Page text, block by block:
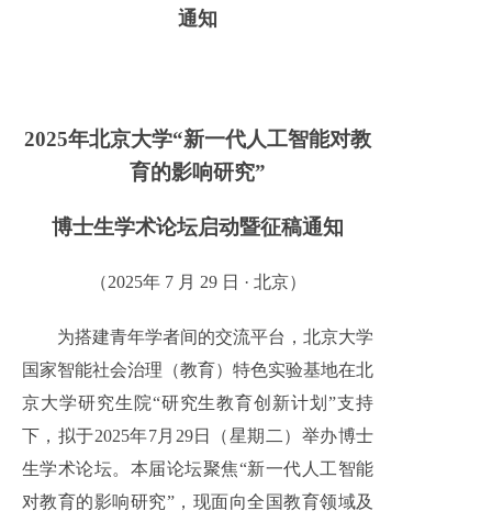
通知
2025年北京大学“新一代人工智能对教
育的影响研究”
博士生学术论坛启动暨征稿通知
（2025年 7 月 29 日 · 北京）
为搭建青年学者间的交流平台，北京大学
国家智能社会治理（教育）特色实验基地在北
京大学研究生院“研究生教育创新计划”支持
下，拟于2025年7月29日（星期二）举办博士
生学术论坛。本届论坛聚焦“新一代人工智能
对教育的影响研究”，现面向全国教育领域及